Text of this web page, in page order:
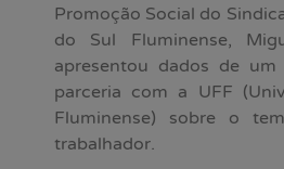
Promoção Social do
do Sul Fluminense,
apresentou dados de
parceria com a UFF
Fluminense) sobre o
trabalhador.